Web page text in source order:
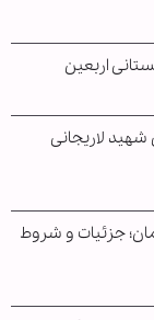
اربعین
لاریجانی
جزئیات و شروط